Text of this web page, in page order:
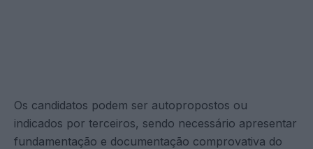
Os candidatos podem ser autopropostos ou
indicados por terceiros, sendo necessário apresentar
fundamentação e documentação comprovativa do